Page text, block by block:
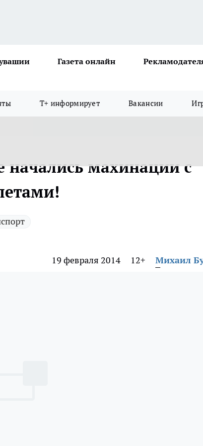
Газета онлайн
Т+ информирует Вакансии
махинации с
19 февраля 2014 12+ Михаил